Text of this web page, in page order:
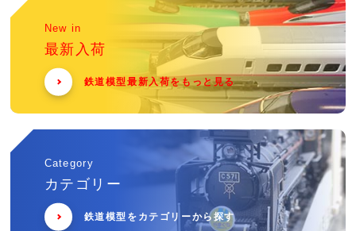
New in
最新入荷
鉄道模型最新入荷をもっと見る
Category
カテゴリー
鉄道模型をカテゴリーから探す